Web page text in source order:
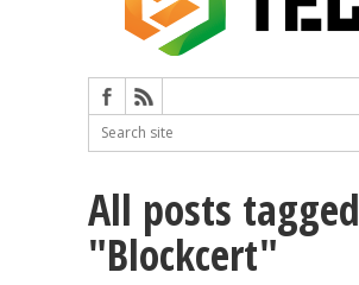
All posts tagged
"Blockcert"